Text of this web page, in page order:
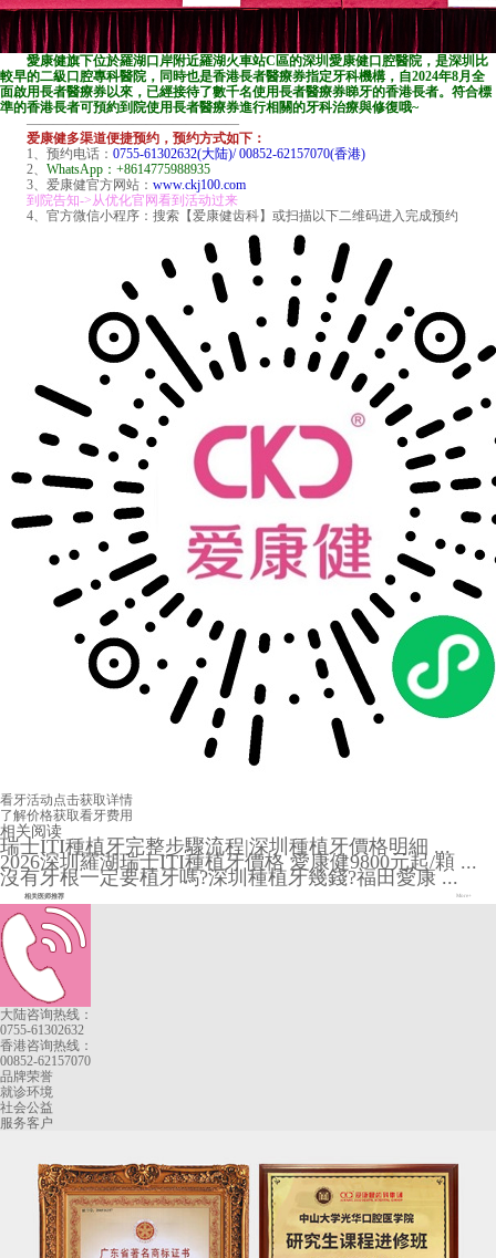
愛康健旗下位於羅湖口岸附近羅湖火車站C區的深圳愛康健口腔醫院，是深圳比
較早的二級口腔專科醫院，同時也是香港長者醫療券指定牙科機構，自2024年8月全
面啟用長者醫療券以來，已經接待了數千名使用長者醫療券睇牙的香港長者。符合標
準的香港長者可預約到院使用長者醫療券進行相關的牙科治療與修復哦~
————————————————
爱康健多渠道便捷预约，预约方式如下：
1、预约电话： 0755-61302632(大陆)/ 00852-62157070(香港)
2、 WhatsApp：+8614775988935
3、爱康健官方网站： www.ckj100.com
到院告知->从优化官网看到活动过来
4、官方微信小程序：搜索【爱康健齿科】或扫描以下二维码进入完成预约
看牙活动点击获取详情
了解价格获取看牙费用
相关阅读
瑞士ITI種植牙完整步驟流程|深圳種植牙價格明細 ...
2026深圳羅湖瑞士ITI種植牙價格 愛康健9800元起/顆 ...
沒有牙根一定要植牙嗎?深圳種植牙幾錢?福田愛康 ...
相关医师推荐 More+
大陆咨询热线：
0755-61302632
香港咨询热线：
00852-62157070
品牌荣誉
就诊环境
社会公益
服务客户